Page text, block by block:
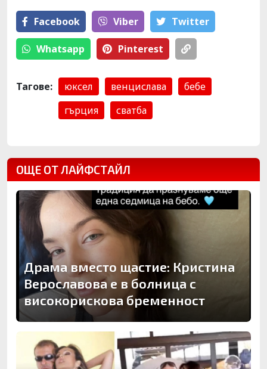
Facebook Viber Тwitter
Whatsapp Pinterest
Тагове: юксел венцислава
бебе
гърция
сватба
ОЩЕ ОТ ЛАЙФСТАЙЛ
Драма вместо щастие: Кристина
Верославова е в болница с
високорискова бременност